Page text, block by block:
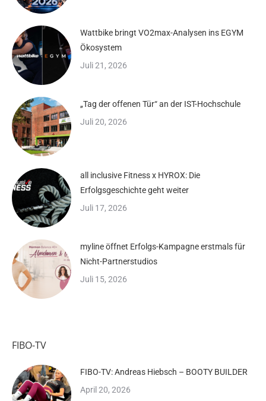
Wattbike bringt VO2max-Analysen ins EGYM
Ökosystem
Juli 21, 2026
„Tag der offenen Tür“ an der IST-Hochschule
Juli 20, 2026
all inclusive Fitness x HYROX: Die
Erfolgsgeschichte geht weiter
Juli 17, 2026
myline öffnet Erfolgs-Kampagne erstmals für
Nicht-Partnerstudios
Juli 15, 2026
FIBO-TV
FIBO-TV: Andreas Hiebsch – BOOTY BUILDER
April 20, 2026